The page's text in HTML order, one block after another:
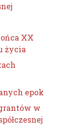
XX
życia
epok
w